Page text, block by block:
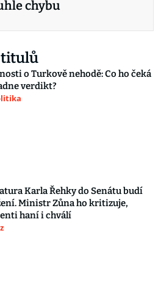
chybu
titulů
o Turkově nehodě: Co ho čeká
verdikt?
Karla Řehky do Senátu budí
Ministr Zůna ho kritizuje,
haní i chválí